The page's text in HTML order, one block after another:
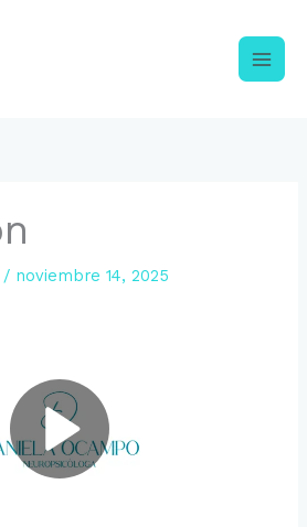
/ noviembre 14, 2025
P